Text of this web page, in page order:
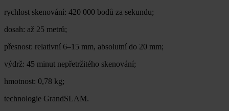
rychlost skenování: 420 000 bodů za sekundu;
dosah: až 25 metrů;
přesnost: relativní 6–15 mm, absolutní do 20 mm;
výdrž: 45 minut nepřetržitého skenování;
hmotnost: 0,78 kg;
technologie GrandSLAM.